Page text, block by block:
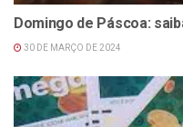
Domingo de Páscoa:
30 DE MARÇO DE 2024